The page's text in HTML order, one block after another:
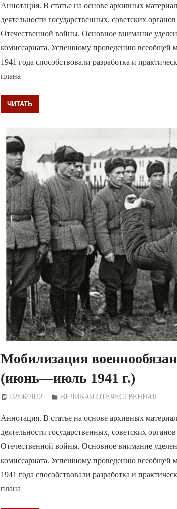
Аннотация. В статье на основе архивных
деятельности государственных, советских
Отечественной войны. Основное внимание
комиссариата. Успешному проведению
1941 года способствовали разработка и
плана
ЧИТАТЬ
Мобилизация
(июнь—июль 1941 г.)
02/06/2022 Дежурный по Редакции
ВЕЛИКАЯ ОТЕЧЕСТВЕННАЯ
Аннотация. В статье на основе архивных
деятельности государственных, советских
Отечественной войны. Основное внимание
комиссариата. Успешному проведению
1941 года способствовали разработка и
плана